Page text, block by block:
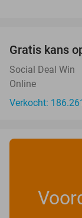
Gratis kans
Social Deal Win
Online
Verkocht: 186.261